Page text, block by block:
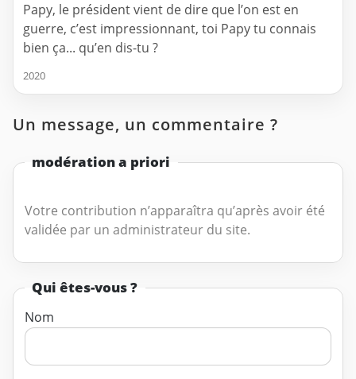
Papy, le président vient de dire que l’on est en
guerre, c’est impressionnant, toi Papy tu connais
bien ça... qu’en dis-tu ?
2020
Un message, un commentaire ?
modération a priori
Votre contribution n’apparaîtra qu’après avoir été
validée par un administrateur du site.
Qui êtes-vous ?
Nom